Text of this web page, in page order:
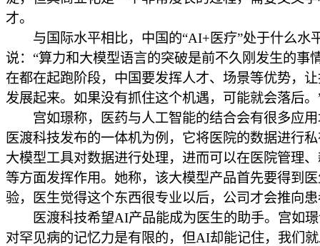
才。
与国际水平相比，中国的“AI+医疗”处于什么水
说：“算力和大模型语言的突破是前不久刚发生的事
在都在起跑阶段，中国要发挥人才、场景等优势，
发展起来。如果没有抓住这个机遇，可能就会落后。
宫如璟称，医药与人工智能的结合会有很多应用
医渡科技发布的一体机为例，它将医院的数据进行
大模型工具对数据进行处理，进而可以在医院管理
等方面发挥作用。她称，该大模型产品首先要得到
验，医生觉得这个东西很专业以后，公司才会推向
医渡科技希望AI产品能成为医生的助手。宫如璟
对罕见病的记忆力是有限的，但AI却能记住，我们